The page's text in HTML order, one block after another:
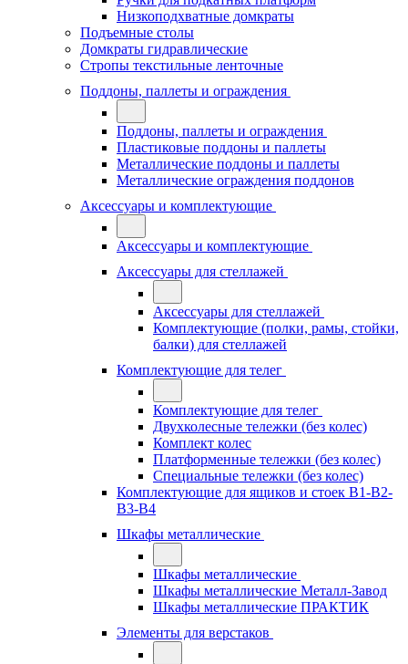
Низкоподхватные домкраты
Подъемные столы
Домкраты гидравлические
Стропы текстильные ленточные
Поддоны, паллеты и ограждения
Поддоны, паллеты и ограждения
Пластиковые поддоны и паллеты
Металлические поддоны и паллеты
Металлические ограждения поддонов
Аксессуары и комплектующие
Аксессуары и комплектующие
Аксессуары для стеллажей
Аксессуары для стеллажей
Комплектующие (полки, рамы, стойки,
балки) для стеллажей
Комплектующие для телег
Комплектующие для телег
Двухколесные тележки (без колес)
Комплект колес
Платформенные тележки (без колес)
Специальные тележки (без колес)
Комплектующие для ящиков и стоек В1-В2-
В3-В4
Шкафы металлические
Шкафы металлические
Шкафы металлические Металл-Завод
Шкафы металлические ПРАКТИК
Элементы для верстаков